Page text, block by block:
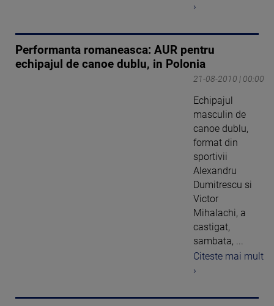
›
Performanta romaneasca: AUR pentru
echipajul de canoe dublu, in Polonia
21-08-2010 | 00:00
Echipajul
masculin de
canoe dublu,
format din
sportivii
Alexandru
Dumitrescu si
Victor
Mihalachi, a
castigat,
sambata, ...
Citeste mai mult
›